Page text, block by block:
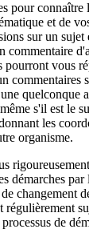
pour connaître
et de
sur un
commentaire
pourront vous
commentaires
quelconque
s'il est le
les
organisme.
démarches par
changement
de